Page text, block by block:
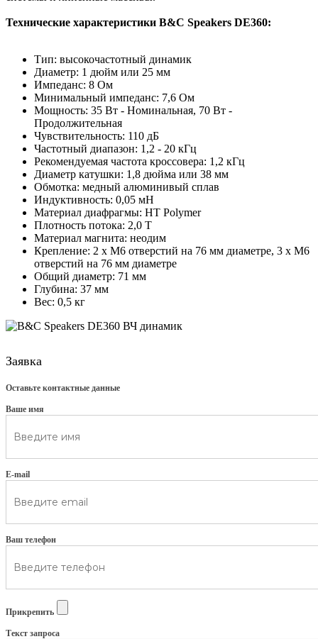
Технические характеристики B&C Speakers DE360:
Тип: высокочастотный динамик
Диаметр: 1 дюйм или 25 мм
Импеданс: 8 Ом
Минимальный импеданс: 7,6 Ом
Мощность: 35 Вт - Номинальная, 70 Вт -
Продолжительная
Чувствительность: 110 дБ
Частотный диапазон: 1,2 - 20 кГц
Рекомендуемая частота кроссовера: 1,2 кГц
Диаметр катушки: 1,8 дюйма или 38 мм
Обмотка: медный алюминивый сплав
Индуктивность: 0,05 мH
Материал диафрагмы: HT Polymer
Плотность потока: 2,0 T
Материал магнита: неодим
Крепление: 2 х М6 отверстий на 76 мм диаметре, 3 х М6
отверстий на 76 мм диаметре
Общий диаметр: 71 мм
Глубина: 37 мм
Вес: 0,5 кг
Заявка
Оставьте контактные данные
Ваше имя
E-mail
Ваш телефон
Прикрепить
Текст запроса